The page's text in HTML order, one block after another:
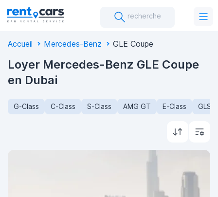
recherche
Accueil Mercedes-Benz GLE Coupe
Loyer Mercedes-Benz GLE Coupe
en Dubai
G-Class C-Class S-Class AMG GT E-Class GLS-